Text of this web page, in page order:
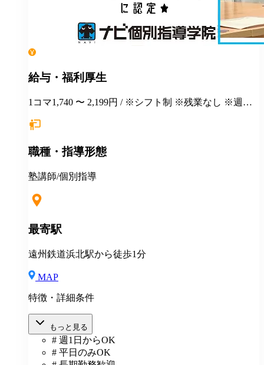
給与・福利厚生
1コマ1,740 〜 2,199円 / ※シフト制 ※残業なし ※週１
等にも別途お支払いします(規定あり) ＊有給休暇あり
度あり⇒グループ会社の割引制度が使えます！ ＊産
あり(社会人講師で月87時間以上の勤務がある方が対
職種・指導形態
塾講師/個別指導
最寄駅
遠州鉄道浜北駅から徒歩1分
MAP
特徴・詳細条件
もっと見る
# 週1日からOK
# 平日のみOK